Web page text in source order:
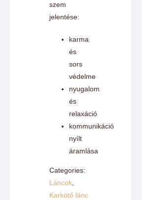
szem
jelentése:
karma
és
sors
védelme
nyugalom
és
relaxáció
kommunikáció
nyílt
áramlása
Categories:
Láncok,
Karkötő lánc